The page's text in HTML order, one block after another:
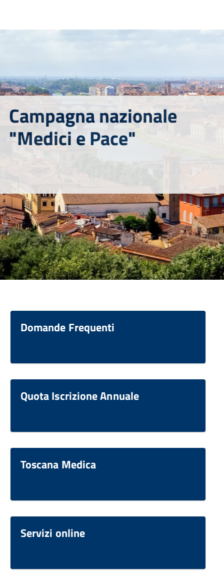
Campagna nazionale
"Medici e Pace"
Domande Frequenti
Quota Iscrizione Annuale
Toscana Medica
Servizi online